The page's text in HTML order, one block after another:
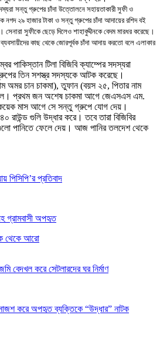
সন্তু গ্রুপের চাঁদা উত্তোলনে সহায়তাকারী সুফী ও
নগদ ২৯ হাজার টাকা ও সন্তু গ্রুপের চাঁদা আদায়ের রশিদ বই
সুফীকে ছেড়ে দিলেও শাহাবুদ্দীনকে বেদম মারধর করেছে।
কাছ থেকে জোরপূর্বক চাঁদা আদায় করতো বলে এলাকার
পাকিস্তান টিলা বিজিবি ক্যাম্পের সদস্যরা
তিন সশস্ত্র সদস্যকে আটক করেছে।
অমর চান চাকমা), তুফান (বয়স ২৫, পিতার নাম
প্রথম জন অশেষ চাকমা আগে জেএসএস এম.
মাস আগ ে সে সন্তু গ্রুপে যোগ দেয়।
রাউন্ড গুলি উদ্ধার করে। তবে তারা বিজিবির
পানিতে ফেলে দেয়। আজ পানির তলদেশ থেকে
পিসিপি’র প্রতিবাদ
গ্রামবাসী অপহৃত
থেকে আরো
বেদখল করে সেটলারদের ঘর নির্মাণ
করে অপহৃত ব্যক্তিকে “উদ্ধার” নাটক